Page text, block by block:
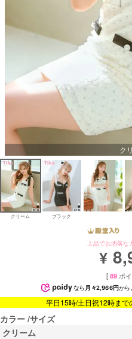
ク
クリーム ブラック
上品でお洒落
¥
[ 89 ポ
なら月々2,966円から
平日15時/土日祝12時まで
カラー サイズ
クリーム